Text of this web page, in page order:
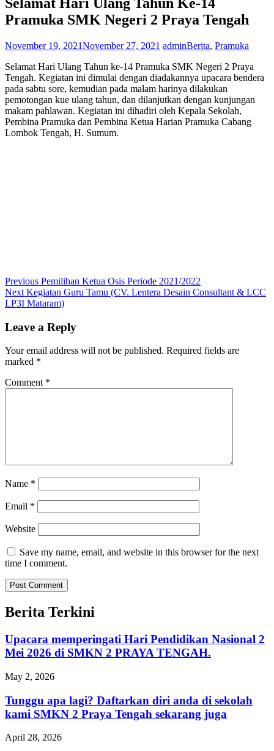
Pramuka SMK Negeri 2 Praya Tengah
November 19, 2021November 27, 2021 adminBerita, Pramuka
Selamat Hari Ulang Tahun ke-14 Pramuka SMK Negeri 2 Praya
Tengah. Kegiatan ini dimulai dengan diadakannya upacara bendera
pada sabtu sore, kemudian pada malam harinya dilakukan
pemotongan kue ulang tahun, dan dilanjutkan dengan kunjungan
makam pahlawan. Kegiatan ini dihadiri oleh Kepala Sekolah,
Pembina Pramuka dan Pembina Ketua Harian Pramuka Cabang
Lombok Tengah, H. Sumum.
Post
navigation
Previous Previous
post:
Pemilihan Ketua Osis Periode 2021/2022
Next Next
post:
Kegiatan Guru Tamu (CV. Lentera Desain Consultant & LCC
LP3I Mataram)
Leave a Reply
Your email address will not be published. Required fields are
marked *
Comment *
Name *
Email *
Website
Save my name, email, and website in this browser for the next
time I comment.
Berita Terkini
Upacara memperingati Hari Pendidikan Nasional 2
Mei 2026 di SMKN 2 PRAYA TENGAH.
May 2, 2026
Tunggu apa lagi? Daftarkan diri anda di sekolah
kami SMKN 2 Praya Tengah sekarang juga
April 28, 2026